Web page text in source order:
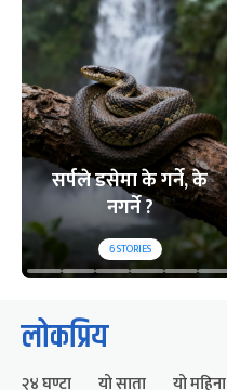
सर्पले डसेमा के गर्ने, के
नगर्ने ?
6STORIES
लोकप्रिय
२४ घण्टा यो साता यो महिना